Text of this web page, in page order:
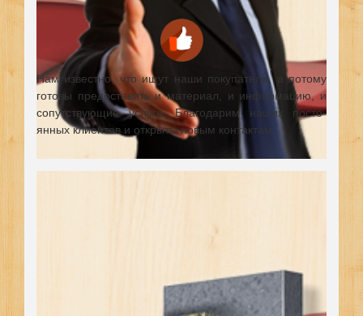
Нам известно, что ищут наши покупатели, а потому
готовы предоставить и материал, и информацию, и
сопутствующие услуги. Благодарим наших посто-
янных клиентов и открыты новым контактам.